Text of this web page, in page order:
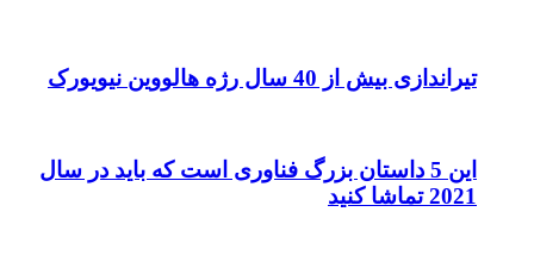
تیراندازی بیش از 40 سال رژه هالووین نیویورک
این 5 داستان بزرگ فناوری است که باید در سال
2021 تماشا کنید